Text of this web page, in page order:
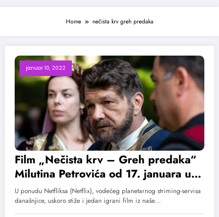
Home nečista krv greh predaka
januar 10, 2022
Film „Nečista krv – Greh predaka“
Milutina Petrovića od 17. januara u
ponudi Netfliksa
U ponudu Netfliksa (Netflix), vodećeg planetarnog striming-servisa
današnjice, uskoro stiže i jedan igrani film iz naše…